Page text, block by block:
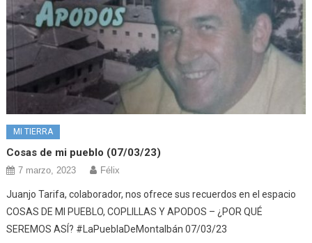
MI TIERRA
Cosas de mi pueblo (07/03/23)
7 marzo, 2023 Félix
Juanjo Tarifa, colaborador, nos ofrece sus recuerdos en el espacio
COSAS DE MI PUEBLO, COPLILLAS Y APODOS – ¿POR QUÉ
SEREMOS ASÍ? #LaPueblaDeMontalbán 07/03/23